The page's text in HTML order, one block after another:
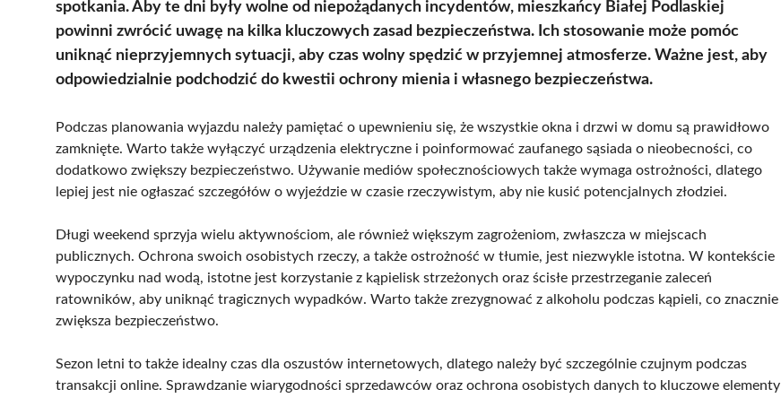
spotkania. Aby te dni były wolne od niepożądanych incydentów, mieszkańcy Białej Podlaskiej
powinni zwrócić uwagę na kilka kluczowych zasad bezpieczeństwa. Ich stosowanie może pomóc
uniknąć nieprzyjemnych sytuacji, aby czas wolny spędzić w przyjemnej atmosferze. Ważne jest, aby
odpowiedzialnie podchodzić do kwestii ochrony mienia i własnego bezpieczeństwa.
Podczas planowania wyjazdu należy pamiętać o upewnieniu się, że wszystkie okna i drzwi w domu są prawidłowo
zamknięte. Warto także wyłączyć urządzenia elektryczne i poinformować zaufanego sąsiada o nieobecności, co
dodatkowo zwiększy bezpieczeństwo. Używanie mediów społecznościowych także wymaga ostrożności, dlatego
lepiej jest nie ogłaszać szczegółów o wyjeździe w czasie rzeczywistym, aby nie kusić potencjalnych złodziei.
Długi weekend sprzyja wielu aktywnościom, ale również większym zagrożeniom, zwłaszcza w miejscach
publicznych. Ochrona swoich osobistych rzeczy, a także ostrożność w tłumie, jest niezwykle istotna. W kontekście
wypoczynku nad wodą, istotne jest korzystanie z kąpielisk strzeżonych oraz ścisłe przestrzeganie zaleceń
ratowników, aby uniknąć tragicznych wypadków. Warto także zrezygnować z alkoholu podczas kąpieli, co znacznie
zwiększa bezpieczeństwo.
Sezon letni to także idealny czas dla oszustów internetowych, dlatego należy być szczególnie czujnym podczas
transakcji online. Sprawdzanie wiarygodności sprzedawców oraz ochrona osobistych danych to kluczowe elementy